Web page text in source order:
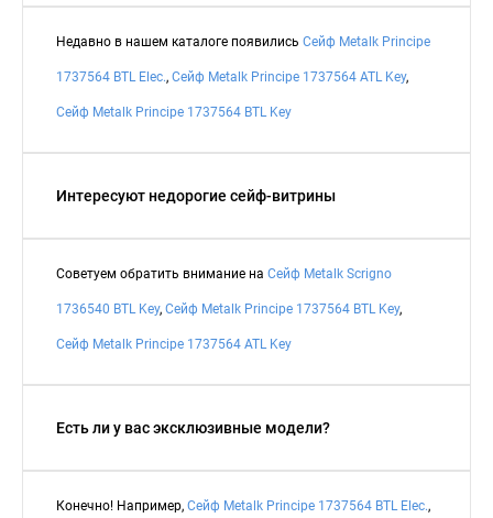
Недавно в нашем каталоге появились Сейф Metalk Principe
1737564 BTL Elec., Сейф Metalk Principe 1737564 ATL Key,
Сейф Metalk Principe 1737564 BTL Key
Интересуют недорогие сейф-витрины
Советуем обратить внимание на Сейф Metalk Scrigno
1736540 BTL Key, Сейф Metalk Principe 1737564 BTL Key,
Сейф Metalk Principe 1737564 ATL Key
Есть ли у вас эксклюзивные модели?
Конечно! Например, Сейф Metalk Principe 1737564 BTL Elec.,